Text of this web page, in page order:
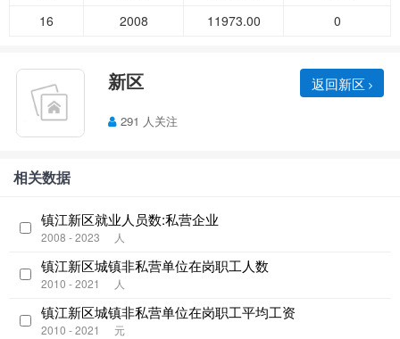
16
2008 11973.00 0
新区 返回新区
291 人关注
相关数据
镇江新区就业人员数:私营企业
2008 - 2023 人
镇江新区城镇非私营单位在岗职工人数
2010 - 2021 人
镇江新区城镇非私营单位在岗职工平均工资
2010 - 2021 元